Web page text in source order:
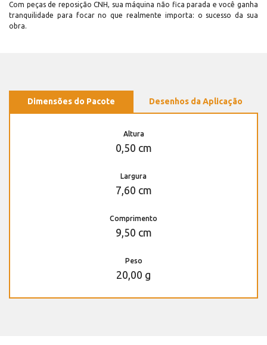
Com peças de reposição CNH, sua máquina não fica parada e você ganha
tranquilidade para focar no que realmente importa: o sucesso da sua
obra.
Dimensões do Pacote Desenhos da Aplicação
Altura
0,50 cm
Largura
7,60 cm
Comprimento
9,50 cm
Peso
20,00 g